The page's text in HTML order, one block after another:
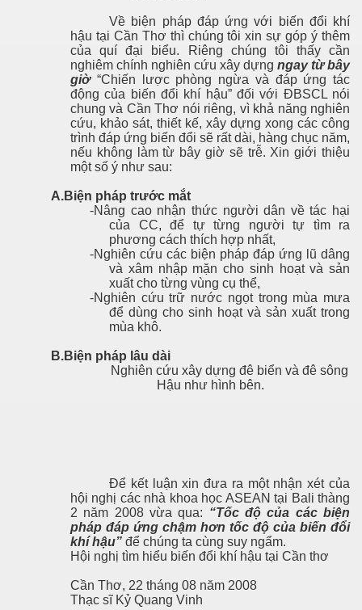
Về biện pháp đáp ứng với biến đổi khí
hậu tại Cần Thơ thì chúng tôi xin sự góp ý thêm
của quí đại biểu. Riêng chúng tôi thấy cần
nghiêm chính nghiên cứu xây dựng ngay từ bây
giờ“Chiến lược phòng ngừa và đáp ứng tác
động của biến đổi khí hậu” đối với ĐBSCL nói
chung và Cần Thơ nói riêng, vì khả năng nghiên
cứu, khảo sát, thiết kế, xây dựng xong các công
trình đáp ứng biến đổi sẽ rất dài, hàng chục năm,
nếu không làm từ bây giờ sẽ trễ. Xin giới thiệu
một số ý như sau:
A.Biện pháp trước mắt
-Nâng cao nhận thức người dân về tác hại
của CC, để tự từng người tự tìm ra
phương cách thích hợp nhất,
-Nghiên cứu các biện pháp đáp ứng lũ dâng
và xâm nhập mặn cho sinh hoạt và sản
xuất cho từng vùng cụ thể,
-Nghiên cứu trữ nước ngọt trong mùa mưa
để dùng cho sinh hoạt và sản xuất trong
mùa khô.
B.Biện pháp lâu dài
Nghiên cứu xây dựng đê biển và đê sông
Hậu như hình bên.
Để kết luận xin đưa ra một nhận xét của
hội nghị các nhà khoa học ASEAN tại Bali thàng
2 năm 2008 vừa qua: “Tốc độ của các biện
pháp đáp ứng chậm hơn tốc độ của biến đổi
khí hậu” để chúng ta cùng suy ngẩm.
Hội nghị tìm hiểu biến đổi khí hậu tại Cần thơ
Cần Thơ, 22 tháng 08 năm 2008
Thạc sĩ Kỷ Quang Vinh